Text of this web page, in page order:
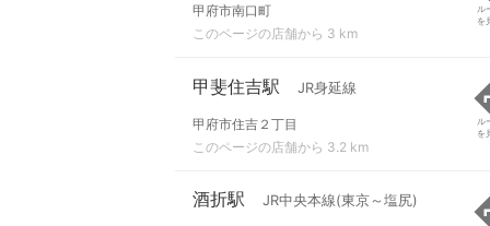
甲府市南口町
このページの店舗から 3 km
ル
を
甲斐住吉駅 JR身延線
甲府市住吉２丁目
このページの店舗から 3.2 km
ル
を
酒折駅 JR中央本線(東京～塩尻)